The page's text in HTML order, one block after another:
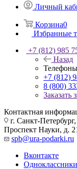
Личный
Корзина0
Избранные
+7 (812) 985
Назад
Телефоны
+7 (812)
8 (800)
Заказать
Контактная
г. Санкт-Петербург,
Проспект Науки, д.
spb@ura-podarki.ru
Вконтакте
Одноклассники